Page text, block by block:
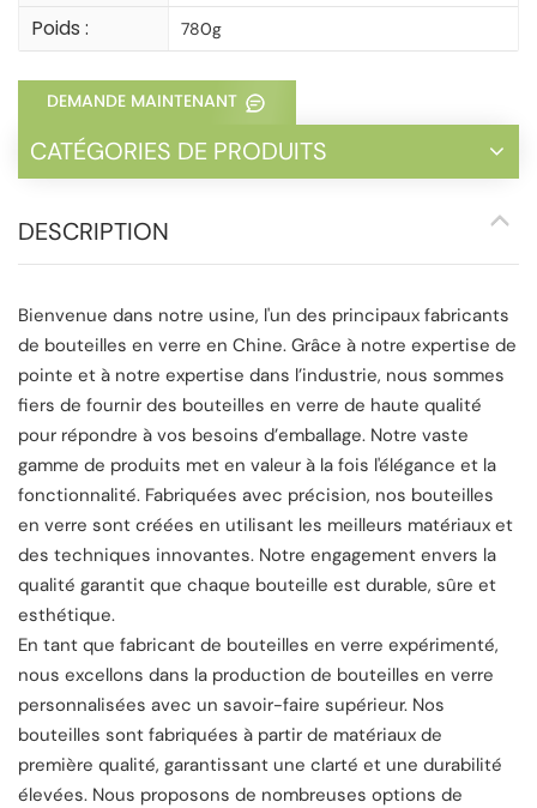
Poids : 780g
DEMANDE MAINTENANT
CATÉGORIES DE PRODUITS
DESCRIPTION
Bienvenue dans notre usine, l'un des principaux fabricants
de bouteilles en verre en Chine. Grâce à notre expertise de
pointe et à notre expertise dans l’industrie, nous sommes
fiers de fournir des bouteilles en verre de haute qualité
pour répondre à vos besoins d’emballage. Notre vaste
gamme de produits met en valeur à la fois l'élégance et la
fonctionnalité. Fabriquées avec précision, nos bouteilles
en verre sont créées en utilisant les meilleurs matériaux et
des techniques innovantes. Notre engagement envers la
qualité garantit que chaque bouteille est durable, sûre et
esthétique.
En tant que fabricant de bouteilles en verre expérimenté,
nous excellons dans la production de bouteilles en verre
personnalisées avec un savoir-faire supérieur. Nos
bouteilles sont fabriquées à partir de matériaux de
première qualité, garantissant une clarté et une durabilité
élevées. Nous proposons de nombreuses options de